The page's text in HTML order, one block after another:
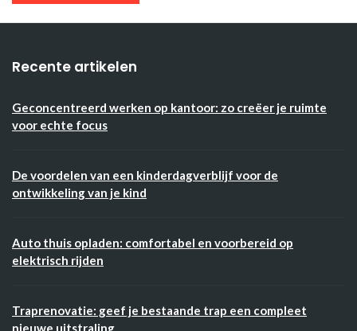
Recente artikelen
Geconcentreerd werken op kantoor: zo creëer je ruimte
voor echte focus
De voordelen van een kinderdagverblijf voor de
ontwikkeling van je kind
Auto thuis opladen: comfortabel en voorbereid op
elektrisch rijden
Traprenovatie: geef je bestaande trap een compleet
nieuwe uitstraling